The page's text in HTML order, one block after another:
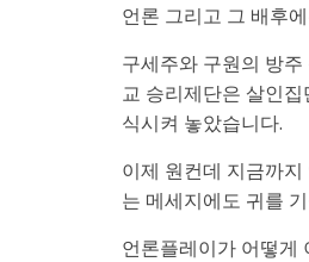
언론 그리고 그 배후
구세주와 구원의 방
교 승리제단은 살인
식시켜 놓았습니다.
이제 원컨데 지금까
는 메세지에도 귀를
언론플레이가 어떻게